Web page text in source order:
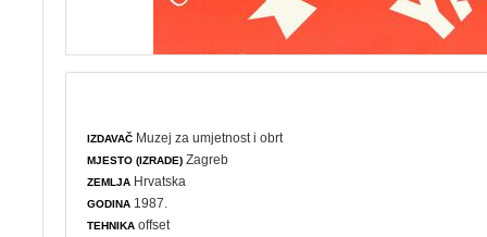
IZDAVAČ Muzej za umjetnost i obrt
MJESTO (IZRADE) Zagreb
ZEMLJA Hrvatska
GODINA 1987.
TEHNIKA offset